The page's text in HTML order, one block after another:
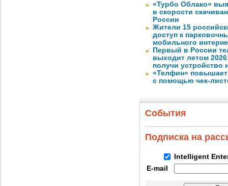
«Турбо Облако»
в скорости
России
Жители 15
доступ к
мобильного
Первый в России
выходит летом
получи устройство
«Телфин» повышает
с помощью чек-
События
Подписка на
Intelligent
E-mail